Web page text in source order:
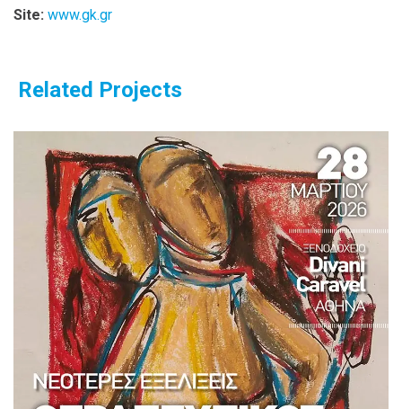
Site: www.gk.gr
Related Projects